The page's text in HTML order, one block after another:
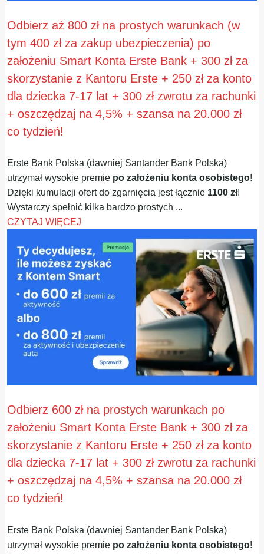
Odbierz aż 800 zł na prostych warunkach (w
tym 400 zł za zakup ubezpieczenia) po
założeniu Smart Konta Erste Bank + 300 zł za
skorzystanie z Kantoru Erste + 250 zł za konto
dla dziecka 7-17 lat + 300 zł zwrotu za rachunki
+ oszczędzaj na 4,5% + szansa na 20.000 zł
co tydzień!
Erste Bank Polska (dawniej Santander Bank Polska)
utrzymał wysokie premie po założeniu konta osobistego!
Dzięki kumulacji ofert do zgarnięcia jest łącznie 1100 zł!
Wystarczy spełnić kilka bardzo prostych ...
CZYTAJ WIĘCEJ
Odbierz 600 zł na prostych warunkach po
założeniu Smart Konta Erste Bank + 300 zł za
skorzystanie z Kantoru Erste + 250 zł za konto
dla dziecka 7-17 lat + 300 zł zwrotu za rachunki
+ oszczędzaj na 4,5% + szansa na 20.000 zł
co tydzień!
Erste Bank Polska (dawniej Santander Bank Polska)
utrzymał wysokie premie po założeniu konta osobistego!